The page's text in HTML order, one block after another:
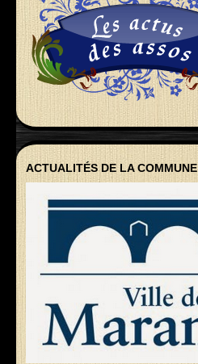
ACTUALITÉS DE LA COMMUNE